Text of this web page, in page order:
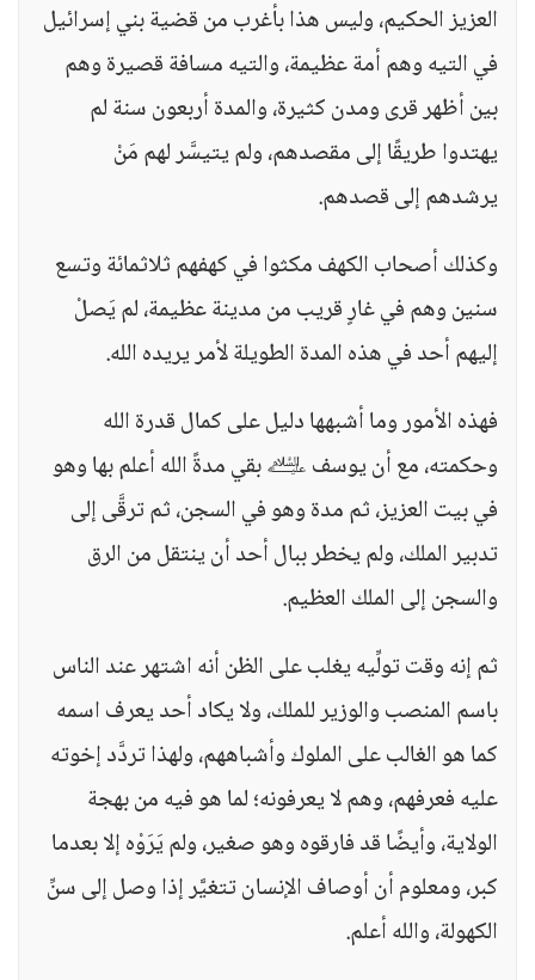
العزيز الحكيم، وليس هذا بأغرب من قضية بني إسرائيل
في التيه وهم أمة عظيمة، والتيه مسافة قصيرة وهم
بين أظهر قرى ومدن كثيرة، والمدة أربعون سنة لم
يهتدوا طريقًا إلى مقصدهم، ولم يتيسَّر لهم مَنْ
يرشدهم إلى قصدهم.
وكذلك أصحاب الكهف مكثوا في كهفهم ثلاثمائة وتسع
سنين وهم في غارٍ قريب من مدينة عظيمة، لم يَصلْ
إليهم أحد في هذه المدة الطويلة لأمر يريده الله.
فهذه الأمور وما أشبهها دليل على كمال قدرة الله
وحكمته، مع أن يوسف ﵇ بقي مدةً الله أعلم بها وهو
في بيت العزيز، ثم مدة وهو في السجن، ثم ترقَّى إلى
تدبير الملك، ولم يخطر ببال أحد أن ينتقل من الرق
والسجن إلى الملك العظيم.
ثم إنه وقت تولِّيه يغلب على الظن أنه اشتهر عند الناس
باسم المنصب والوزير للملك، ولا يكاد أحد يعرف اسمه
كما هو الغالب على الملوك وأشباههم، ولهذا تردَّد إخوته
عليه فعرفهم، وهم لا يعرفونه؛ لما هو فيه من بهجة
الولاية، وأيضًا قد فارقوه وهو صغير، ولم يَرَوْه إلا بعدما
كبر، ومعلوم أن أوصاف الإنسان تتغيَّر إذا وصل إلى سنِّ
الكهولة، والله أعلم.